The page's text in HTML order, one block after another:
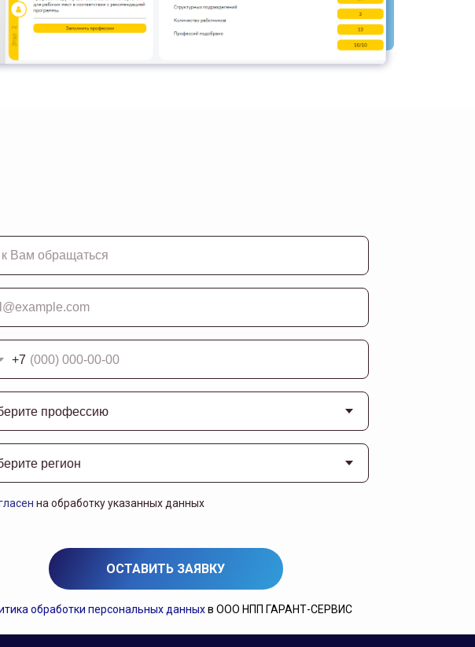
+7
на обработку указанных данных
ОСТАВИТЬ ЗАЯВКУ
обработки персональных данных в ООО НПП ГАРАНТ-СЕРВИС